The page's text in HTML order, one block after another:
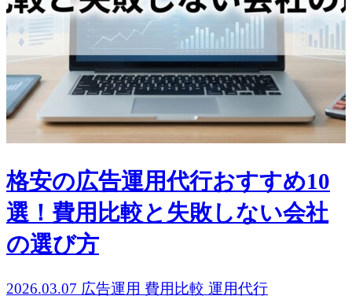
格安の広告運用代行おすすめ10
選！費用比較と失敗しない会社
の選び方
2026.03.07 広告運用 費用比較 運用代行